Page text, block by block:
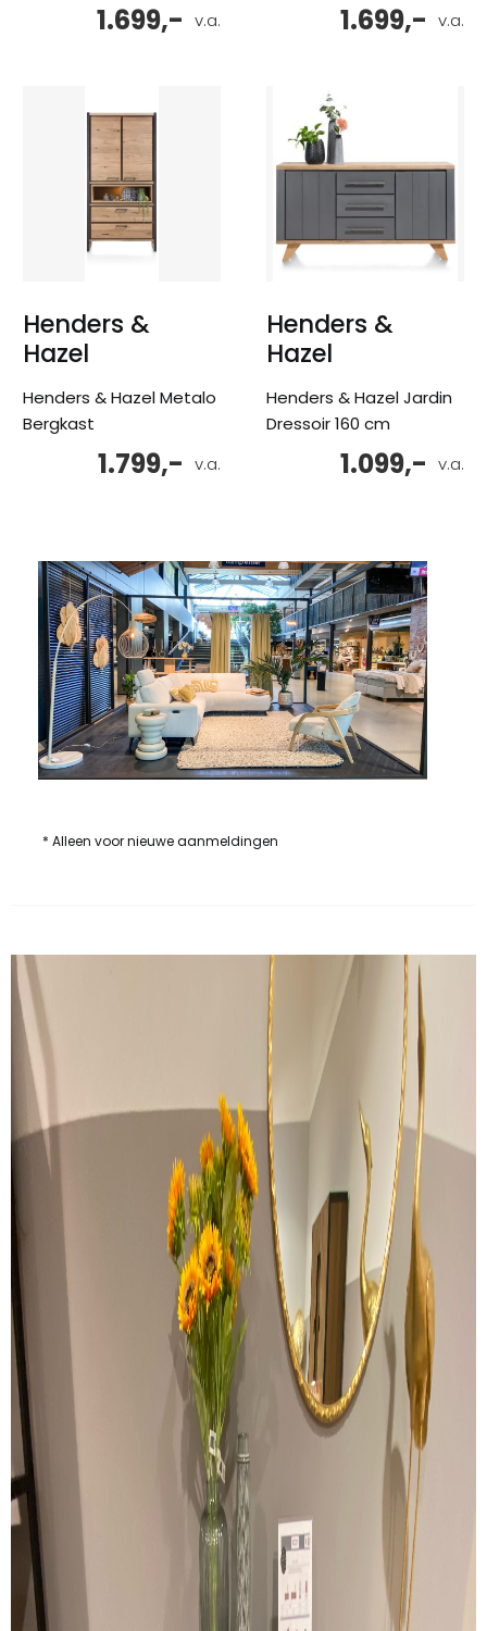
v.a.
1.699,-
v.a.
1.699,-
Henders &
Hazel
Henders & Hazel Metalo
Bergkast
v.a.
1.799,-
Henders &
Hazel
Henders & Hazel Jardin
Dressoir 160 cm
v.a.
1.099,-
* Alleen voor nieuwe aanmeldingen